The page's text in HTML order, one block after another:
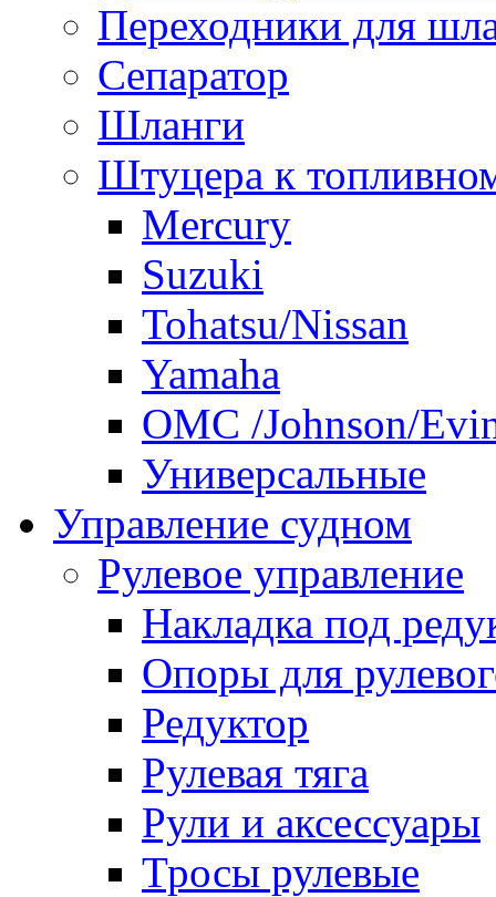
Переходники для
Сепаратор
Шланги
Штуцера к
Mercury
Suzuki
Tohatsu/Nissan
Yamaha
ОМС /Johnson/
Универсальные
Управление судном
Рулевое управление
Накладка под
Опоры для
Редуктор
Рулевая тяга
Рули и аксессуары
Тросы рулевые